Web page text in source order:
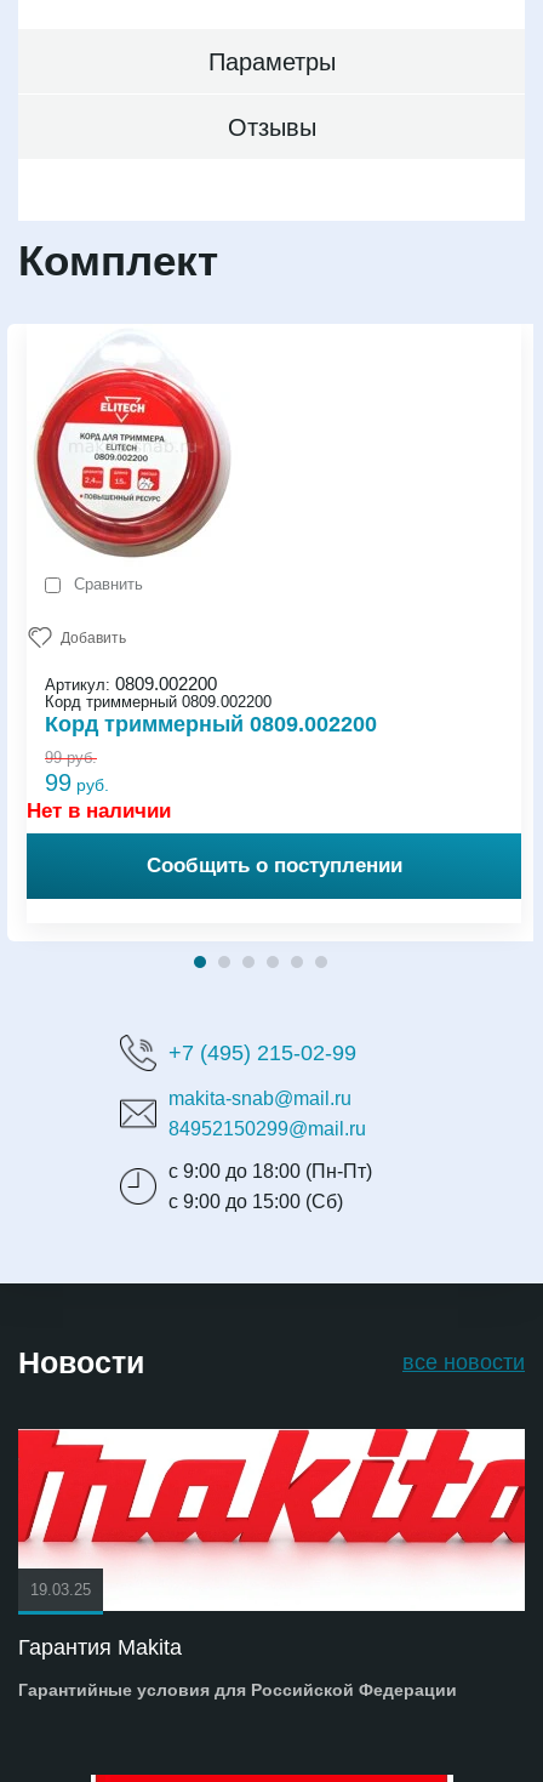
Параметры
Отзывы
Комплект
Сравнить
Добавить
Артикул: 0809.002200
Корд триммерный 0809.002200
Корд триммерный 0809.002200
99руб.
99 руб.
Нет в наличии
Сообщить о поступлении
+7 (495) 215-02-99
makita-snab@mail.ru
84952150299@mail.ru
с 9:00 до 18:00 (Пн-Пт)
с 9:00 до 15:00 (Сб)
Новости все новости
19.03.25
Гарантия Makita
Гарантийные условия для Российской Федерации